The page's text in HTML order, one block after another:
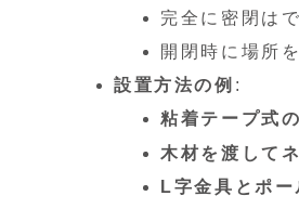
完全に密閉は
開閉時に場所
設置方法の例 :
粘着テープ式
木材を渡して
L字金具とポー